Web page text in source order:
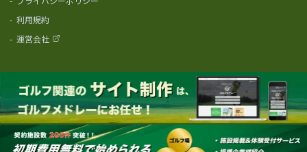
- 利用規約
- 運営会社